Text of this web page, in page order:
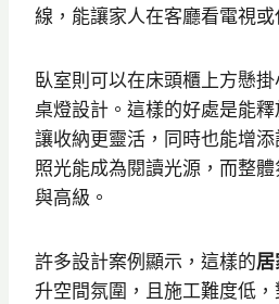
線，能讓家人在客廳看電視或
臥室則可以在床頭櫃上方懸
桌燈設計。這樣的好處是能釋
讓收納更靈活，同時也能增
照光能成為閱讀光源，而整
與高級。
許多設計案例顯示，這樣的
升空間氛圍，且施工難度低，